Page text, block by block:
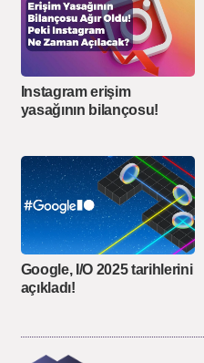
Instagram erişim
yasağının bilançosu!
Google, I/O 2025 tarihlerini
açıkladı!